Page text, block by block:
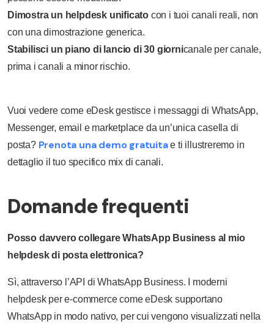
Dimostra un helpdesk unificato con i tuoi canali reali, non
con una dimostrazione generica.
Stabilisci un piano di lancio di 30 giornicanale per canale,
prima i canali a minor rischio.
Vuoi vedere come eDesk gestisce i messaggi di WhatsApp,
Messenger, email e marketplace da un’unica casella di
posta? Prenota una demo gratuitae ti illustreremo in
dettaglio il tuo specifico mix di canali.
Domande frequenti
Posso davvero collegare WhatsApp Business al mio
helpdesk di posta elettronica?
Sì, attraverso l’API di WhatsApp Business. I moderni
helpdesk per e-commerce come eDesk supportano
WhatsApp in modo nativo, per cui vengono visualizzati nella